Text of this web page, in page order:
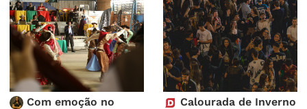
Com emoção no
Calourada de Inverno